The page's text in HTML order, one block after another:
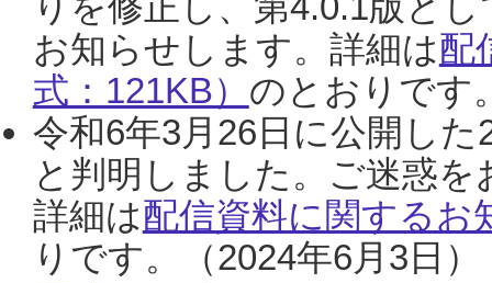
お知らせします。詳細は配
式：121KB） のとおりです
令和6年3月26日に公開し
と判明しました。ご迷惑
詳細は配信資料に関するお
りです。（2024年6月3日）